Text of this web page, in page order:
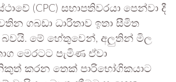
(CPC) සභාපතිවරයා පෙන්වා දී
ගබඩා ධාරිතාව ඉතා සීමිත
මේ හේතුවෙන්, අලුතින් මිල
මෙරටට පැමිණ ඒවා
කරන තෙක් පාරිභෝගිකයාට